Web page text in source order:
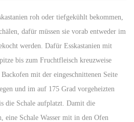
roh oder tiefgekühlt bekommen,
dafür müssen sie vorab entweder im
werden. Dafür Esskastanien mit
bis zum Fruchtfleisch kreuzweise
mit der eingeschnittenen Seite
und im auf 175 Grad vorgeheizten
die Schale aufplatzt. Damit die
eine Schale Wasser mit in den Ofen